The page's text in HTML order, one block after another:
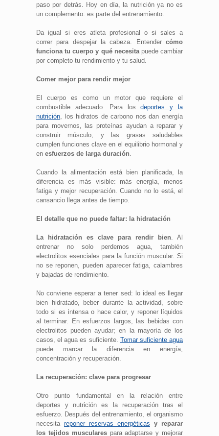
paso por detrás. Hoy en día, la nutrición ya no es
un complemento: es parte del entrenamiento.
Da igual si eres atleta profesional o si sales a
correr para despejar la cabeza. Entender cómo
funciona tu cuerpo y qué necesitapuede cambiar
por completo tu rendimiento y tu salud.
Comer mejor para rendir mejor
El cuerpo es como un motor que requiere el
combustible adecuado. Para losdeportes y la
nutrición, los hidratos de carbono nos dan energía
para movernos, las proteínas ayudan a reparar y
construir músculo, y las grasas saludables
cumplen funciones clave en el equilibrio hormonal y
en esfuerzos de larga duración.
Cuando la alimentación está bien planificada, la
diferencia es más visible: más energía, menos
fatiga y mejor recuperación. Cuando no lo está, el
cansancio llega antes de tiempo.
El detalle que no puede faltar: la hidratación
La hidratación es clave para rendir bien. Al
entrenar no solo perdemos agua, también
electrolitos esenciales para la función muscular. Si
no se reponen, pueden aparecer fatiga, calambres
y bajadas de rendimiento.
No conviene esperar a tener sed: lo ideal es llegar
bien hidratado, beber durante la actividad, sobre
todo si es intensa o hace calor, y reponer líquidos
al terminar. En esfuerzos largos, las bebidas con
electrolitos pueden ayudar; en la mayoría de los
casos, el agua es suficiente. Tomar suficiente agua
puede marcar la diferencia en energía,
concentración y recuperación.
La recuperación: clave para progresar
Otro punto fundamental en la relación entre
deportes y nutrición es la recuperación tras el
esfuerzo. Después del entrenamiento, el organismo
necesita reponer reservas energéticas y reparar
los tejidos muscularespara adaptarse y mejorar